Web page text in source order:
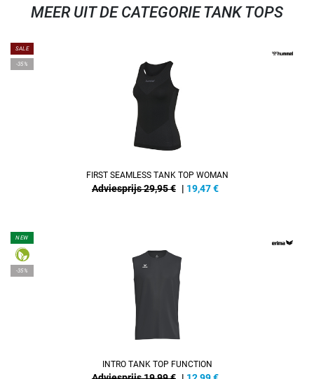
MEER UIT DE CATEGORIE TANK TOPS
SALE
-35%
FIRST SEAMLESS TANK TOP WOMAN
Adviesprijs 29,95 € | 19,47€
NEW
-35%
INTRO TANK TOP FUNCTION